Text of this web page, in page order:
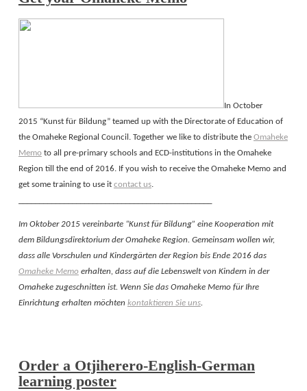
In October
2015 “Kunst für Bildung” teamed up with the Directorate of Education of
the Omaheke Regional Council. Together we like to distribute the Omaheke
Memoto all pre-primary schools and ECD-institutions in the Omaheke
Region till the end of 2016. If you wish to receive the Omaheke Memo and
get some training to use it contact us.
Im Oktober 2015 vereinbarte “Kunst für Bildung” eine Kooperation mit
dem Bildungsdirektorium der Omaheke Region. Gemeinsam wollen wir,
dass alle Vorschulen und Kindergärten der Region bis Ende 2016 das
Omaheke Memo erhalten, dass auf die Lebenswelt von Kindern in der
Omaheke zugeschnitten ist. Wenn Sie das Omaheke Memo für Ihre
Einrichtung erhalten möchten kontaktieren Sie uns.
Order a Otjiherero-English-German
learning poster